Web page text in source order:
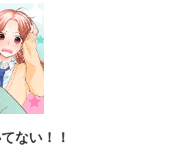
ない！！